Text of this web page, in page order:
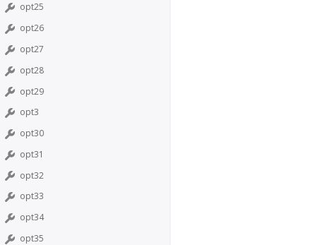
opt25
opt26
opt27
opt28
opt29
opt3
opt30
opt31
opt32
opt33
opt34
opt35